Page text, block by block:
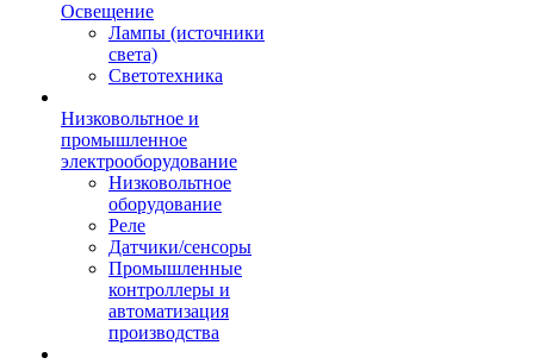
Освещение
Лампы (источники
света)
Светотехника
Низковольтное и
промышленное
электрооборудование
Низковольтное
оборудование
Реле
Датчики/сенсоры
Промышленные
контроллеры и
автоматизация
производства